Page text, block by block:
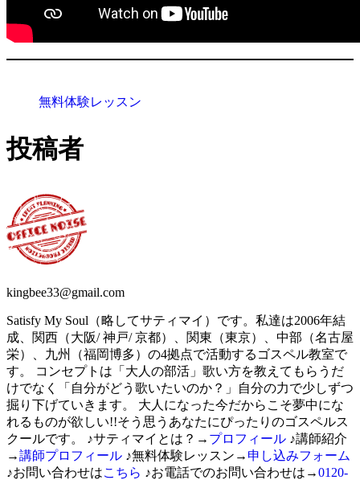
無料体験レッスン
投稿者
kingbee33@gmail.com
Satisfy My Soul（略してサティマイ）です。私達は2006年結
成、関西（大阪/ 神戸/ 京都）、関東（東京）、中部（名古屋
栄）、九州（福岡博多）の4拠点で活動するゴスペル教室で
す。 コンセプトは「大人の部活」歌い方を教えてもらうだ
けでなく「自分がどう歌いたいのか？」自分の力で少しずつ
掘り下げていきます。 大人になった今だからこそ夢中にな
れるものが欲しい!!そう思うあなたにぴったりのゴスペルス
クールです。 ♪サティマイとは？→ プロフィール ♪講師紹介
→講師プロフィール ♪無料体験レッスン→ 申し込みフォーム
♪お問い合わせはこちら ♪お電話でのお問い合わせは→0120-